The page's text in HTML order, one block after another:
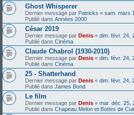
Ghost Whisperer
Dernier message par Patricks « sam. mars
Publié dans Années 2000
César 2019
Dernier message par Denis « dim. févr. 24,
Publié dans Cinéma
Claude Chabrol (1930-2010)
Dernier message par Denis « dim. févr. 24,
Publié dans Cinéma
25 - Shatterhand
Dernier message par Denis « dim. févr. 24,
Publié dans James Bond
Le film
Dernier message par Denis « mar. déc. 25,
Publié dans Chapeau Melon et Bottes de